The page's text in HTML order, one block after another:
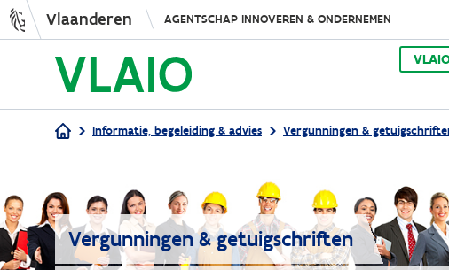
Vlaanderen AGENTSCHAP INNOVEREN & ONDERNEMEN
Kruimelpad
Informatie, begeleiding & advies Vergunningen &
Vergunningen & getuigschriften